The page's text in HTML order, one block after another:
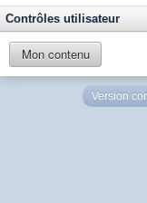
Contrôles utilisateur
Mon contenu
Version